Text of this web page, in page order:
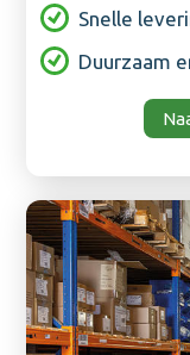
Snelle
Duurzaam